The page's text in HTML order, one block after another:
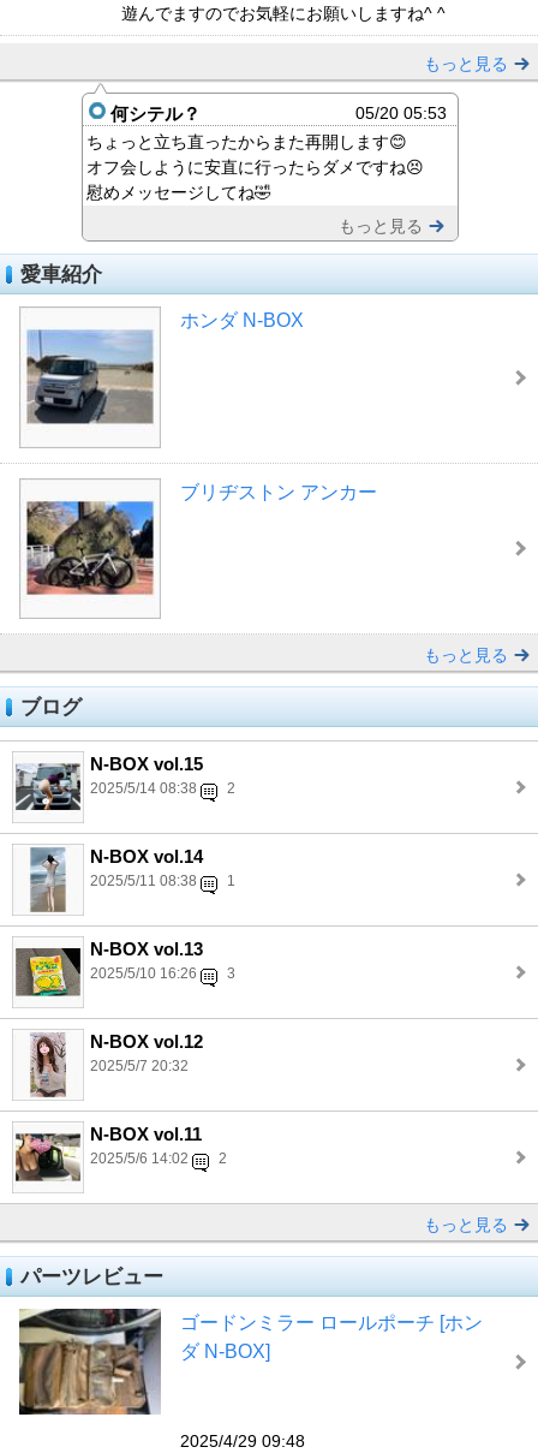
遊んでますのでお気軽にお願いしますね^ ^
もっと見る
何シテル？
05/20 05:53
ちょっと立ち直ったからまた再開します😊
オフ会しように安直に行ったらダメですね😣
慰めメッセージしてね🤣
もっと見る
愛車紹介
ホンダ N-BOX
ブリヂストン アンカー
もっと見る
ブログ
N-BOX vol.15
2025/5/14 08:38 2
N-BOX vol.14
2025/5/11 08:38 1
N-BOX vol.13
2025/5/10 16:26 3
N-BOX vol.12
2025/5/7 20:32
N-BOX vol.11
2025/5/6 14:02 2
もっと見る
パーツレビュー
ゴードンミラー ロールポーチ [ホン
ダ N-BOX]
2025/4/29 09:48